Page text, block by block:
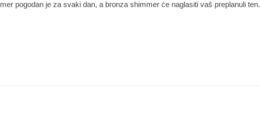
pogodan je za svaki dan, a bronza shimmer će naglasiti vaš preplanuli ten.